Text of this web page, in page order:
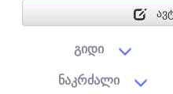
გიდი
ნაკრძალი